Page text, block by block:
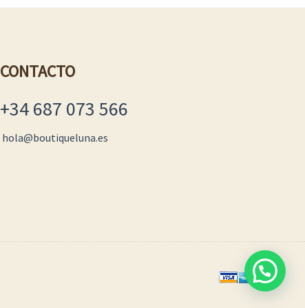
CONTACTO
+34 687 073 566
hola@boutiqueluna.es